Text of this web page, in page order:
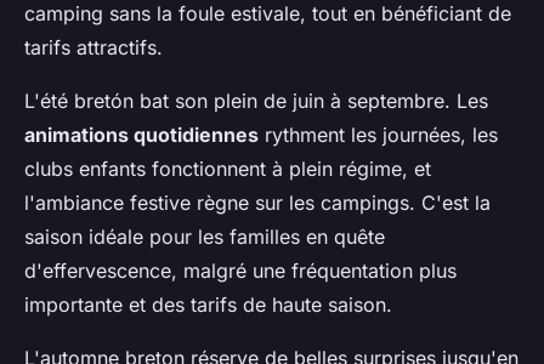
camping sans la foule estivale, tout en bénéficiant de
tarifs attractifs.
L'été bretón bat son plein de juin à septembre. Les
animations quotidiennes rythment les journées, les
clubs enfants fonctionnent à plein régime, et
l'ambiance festive règne sur les campings. C'est la
saison idéale pour les familles en quête
d'effervescence, malgré une fréquentation plus
importante et des tarifs de haute saison.
L'automne breton réserve de belles surprises jusqu'en